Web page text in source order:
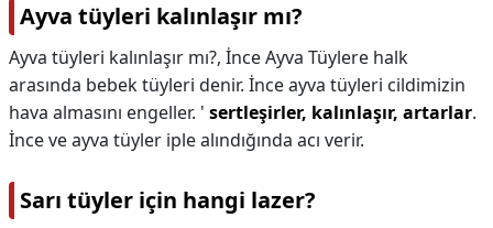
Ayva tüyleri kalınlaşır mı?
Ayva tüyleri kalınlaşır mı?, İnce Ayva Tüylere halk
arasında bebek tüyleri denir. İnce ayva tüyleri cildimizin
hava almasını engeller. ' sertleşirler, kalınlaşır, artarlar.
İnce ve ayva tüyler iple alındığında acı verir.
Sarı tüyler için hangi lazer?